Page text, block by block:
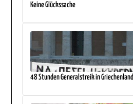
Keine Glückssache
48 Stunden Generalstreik in Griechenland